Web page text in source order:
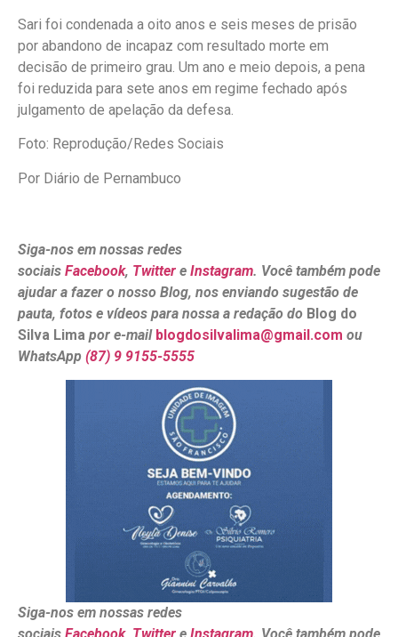
Sari foi condenada a oito anos e seis meses de prisão
por abandono de incapaz com resultado morte em
decisão de primeiro grau. Um ano e meio depois, a pena
foi reduzida para sete anos em regime fechado após
julgamento de apelação da defesa.
Foto: Reprodução/Redes Sociais
Por Diário de Pernambuco
Siga-nos em nossas redes
sociais Facebook, Twitter e Instagram. Você também pode
ajudar a fazer o nosso Blog, nos enviando sugestão de
pauta, fotos e vídeos para nossa a redação do Blog do
Silva Lima por e-mail blogdosilvalima@gmail.com ou
WhatsApp (87) 9 9155-5555
Siga-nos em nossas redes